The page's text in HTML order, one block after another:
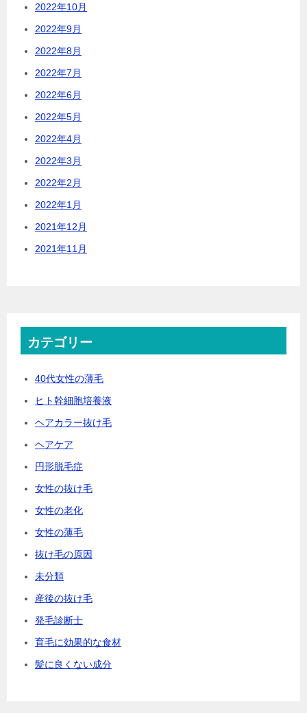
2022年10月
2022年9月
2022年8月
2022年7月
2022年6月
2022年5月
2022年4月
2022年3月
2022年2月
2022年1月
2021年12月
2021年11月
カテゴリー
40代女性の薄毛
ヒト幹細胞培養液
ヘアカラー抜け毛
ヘアケア
円形脱毛症
女性の抜け毛
女性の老化
女性の薄毛
抜け毛の原因
未分類
産後の抜け毛
発毛診断士
育毛に効果的な食材
髪に良くない成分